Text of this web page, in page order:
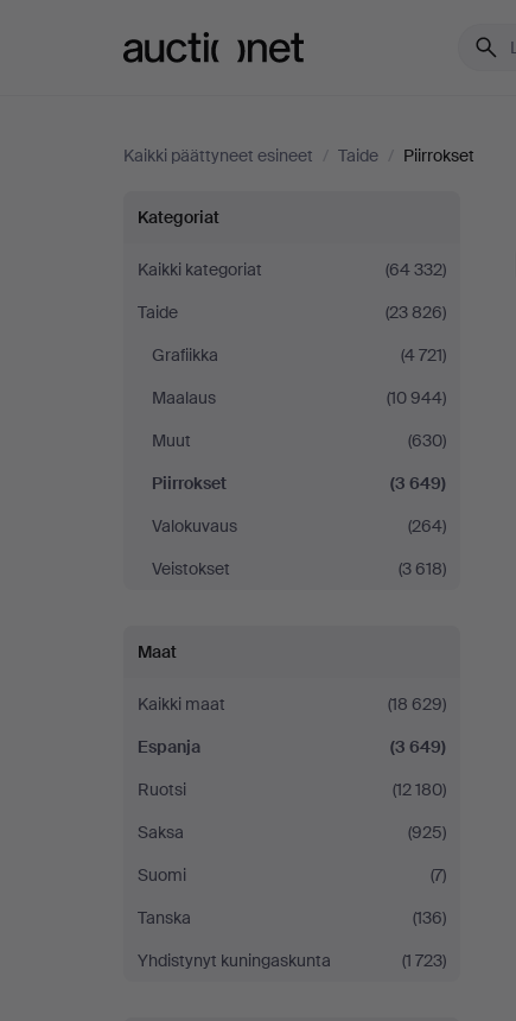
Kaikki päättyneet esineet / Taide / Piirrokset
Piirrokset
tässä
maassa
Espanja
Kategoriat
Kaikki kategoriat
(64 332)
Taide
(23 826)
Grafiikka
(4 721)
Maalaus
(10 944)
Muut
(630)
Piirrokset
(3 649)
Valokuvaus
(264)
Veistokset
(3 618)
Maat
Kaikki maat
(18 629)
Espanja
(3 649)
Ruotsi
(12 180)
Saksa
(925)
Suomi
(7)
Tanska
(136)
Yhdistynyt kuningaskunta
(1 723)